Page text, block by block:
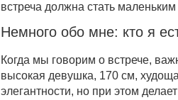
встреча должна стать
Немного обо мне: кто я
Когда мы говорим о встрече,
высокая девушка, 170 см,
элегантности, но при этом